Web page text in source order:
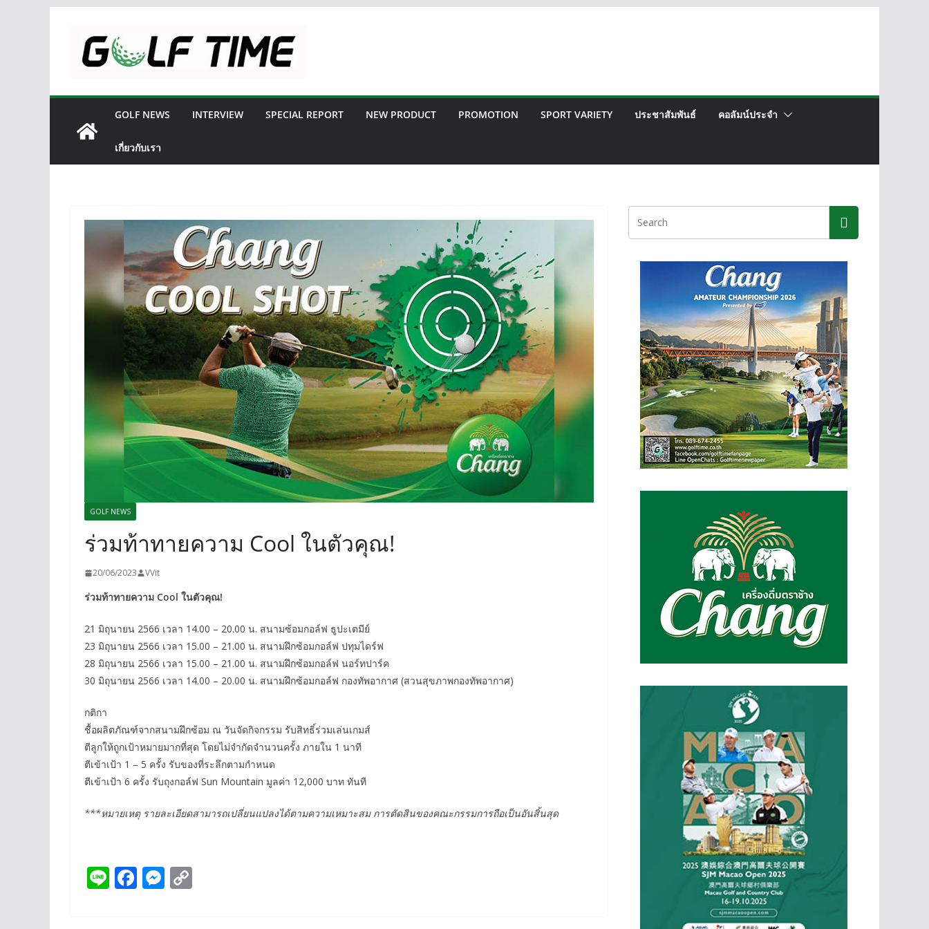
content
GOLF NEWS INTERVIEW SPECIAL REPORT NEW PRODUCT PROMOTION SPORT VARIETY ประชาสัมพันธ์ คอลัมน์ประจำ
เกี่ยวกับเรา
GOLF NEWS
ร่วมท้าทายความ Cool ในตัวคุณ!
20/06/2023 VVit
ร่วมท้าทายความ Cool ในตัวคุณ!
21 มิถุนายน 2566 เวลา 14.00 – 20.00 น. สนามซ้อมกอล์ฟ ธูปะเตมีย์
23 มิถุนายน 2566 เวลา 15.00 – 21.00 น. สนามฝึกซ้อมกอล์ฟ ปทุมไดร์ฟ
28 มิถุนายน 2566 เวลา 15.00 – 21.00 น. สนามฝึกซ้อมกอล์ฟ นอร์ทปาร์ค
30 มิถุนายน 2566 เวลา 14.00 – 20.00 น. สนามฝึกซ้อมกอล์ฟ กองทัพอากาศ (สวนสุขภาพกองทัพอากาศ)
กติกา
ชื้อผลิตภัณฑ์จากสนามฝึกซ้อม ณ วันจัดกิจกรรม รับสิทธิ์ร่วมเล่นเกมส์
ตีลูกให้ถูกเป้าหมายมากที่สุด โดยไม่จำกัดจำนวนครั้ง ภายใน 1 นาที
ตีเข้าเป้า 1 – 5 ครั้ง รับของที่ระลึกตามกำหนด
ตีเข้าเป้า 6 ครั้ง รับถุงกอล์ฟ Sun Mountain มูลค่า 12,000 บาท ทันที
***หมายเหตุ รายละเอียดสามารถเปลี่ยนแปลงได้ตามความเหมาะสม การตัดสินของคณะกรรมการถือเป็นอันสิ้นสุด
Li F M